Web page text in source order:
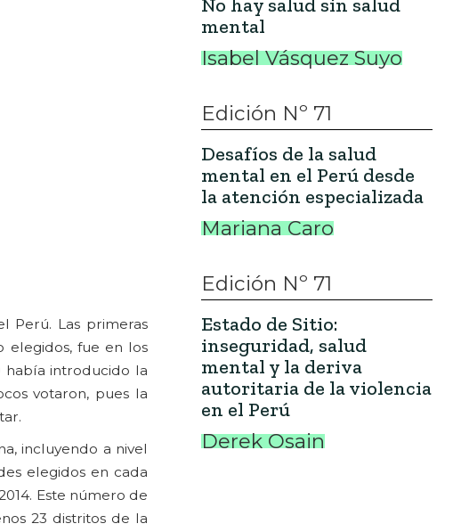
Perú. Las primeras
elegidos, fue en los
había introducido la
votaron, pues la
incluyendo a nivel
elegidos en cada
Este número de
23 distritos de la
No hay salud sin salud
mental
Isabel Vásquez Suyo
Edición Nº 71
Desafíos de la salud
mental en el Perú desde
la atención especializada
Mariana Caro
Edición Nº 71
Estado de Sitio:
inseguridad, salud
mental y la deriva
autoritaria de la violencia
en el Perú
Derek Osain